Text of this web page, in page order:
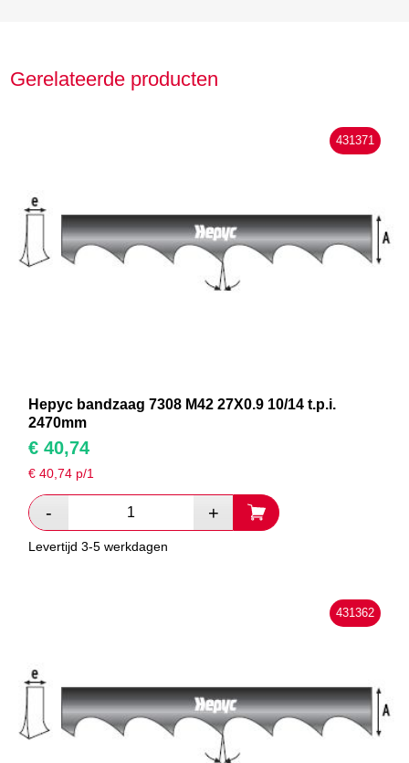
Gerelateerde producten
431371
Hepyc bandzaag 7308 M42 27X0.9 10/14 t.p.i.
2470mm
€ 40,74
€40,74 p/1
Levertijd 3-5 werkdagen
431362